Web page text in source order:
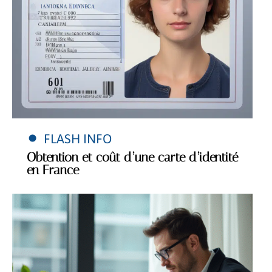
FLASH INFO
Obtention et coût d’une carte d’identité
en France